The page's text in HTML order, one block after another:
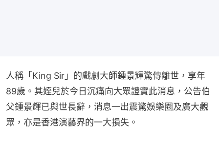
人稱「King Sir」的戲劇大師鍾景輝驚傳離世，享年
89歲。其姪兒於今日沉痛向大眾證實此消息，公告伯
父鍾景輝已與世長辭，消息一出震驚娛樂圈及廣大觀
眾，亦是香港演藝界的一大損失。